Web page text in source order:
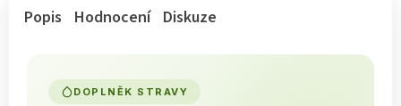
Popis Hodnocení Diskuze
DOPLNĚK STRAVY